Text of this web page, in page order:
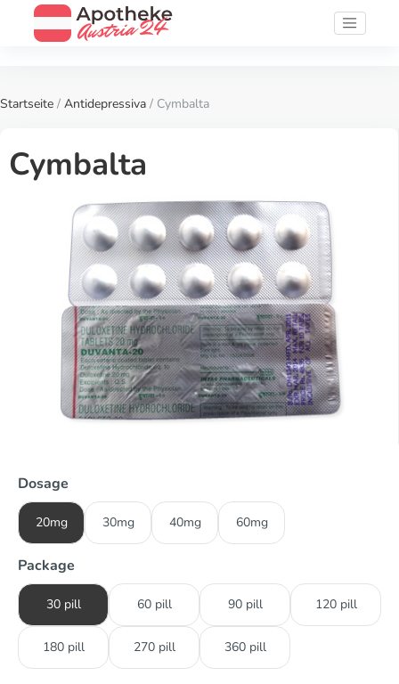
Startseite / Antidepressiva / Cymbalta
Cymbalta
Dosage
20mg 30mg 40mg 60mg
Package
30 pill 60 pill 90 pill 120 pill
180 pill 270 pill 360 pill